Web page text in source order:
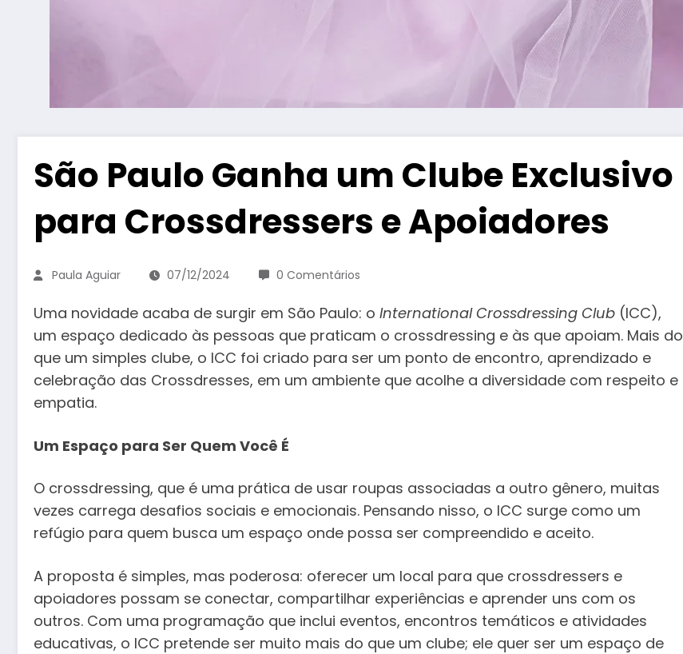
São Paulo Ganha um Clube Exclusivo
para Crossdressers e Apoiadores
Paula Aguiar 07/12/2024 0 Comentários
Uma novidade acaba de surgir em São Paulo: o International Crossdressing Club (ICC),
um espaço dedicado às pessoas que praticam o crossdressing e às que apoiam. Mais do
que um simples clube, o ICC foi criado para ser um ponto de encontro, aprendizado e
celebração das Crossdresses, em um ambiente que acolhe a diversidade com respeito e
empatia.
Um Espaço para Ser Quem Você É
O crossdressing, que é uma prática de usar roupas associadas a outro gênero, muitas
vezes carrega desafios sociais e emocionais. Pensando nisso, o ICC surge como um
refúgio para quem busca um espaço onde possa ser compreendido e aceito.
A proposta é simples, mas poderosa: oferecer um local para que crossdressers e
apoiadores possam se conectar, compartilhar experiências e aprender uns com os
outros. Com uma programação que inclui eventos, encontros temáticos e atividades
educativas, o ICC pretende ser muito mais do que um clube; ele quer ser um espaço de